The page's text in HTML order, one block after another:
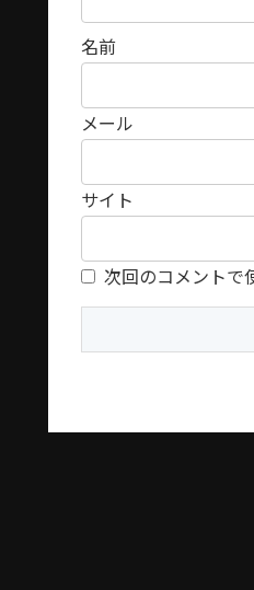
名前
メール
サイト
次回のコメントで